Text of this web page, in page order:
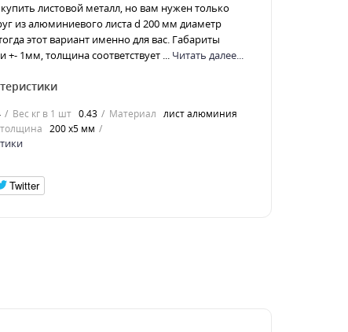
листовой металл, но вам нужен только
из алюминиевого листа d 200 мм диаметр
этот вариант именно для вас. Габариты
+- 1мм, толщина соответствует ... Читать далее...
Вес кг в 1 шт 0.43 Материал лист алюминия
200 х5 мм
Twitter